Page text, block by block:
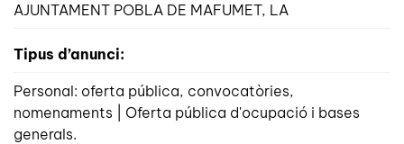
AJUNTAMENT POBLA DE MAFUMET, LA
Tipus d’anunci:
Personal: oferta pública, convocatòries,
nomenaments | Oferta pública d'ocupació i bases
generals.